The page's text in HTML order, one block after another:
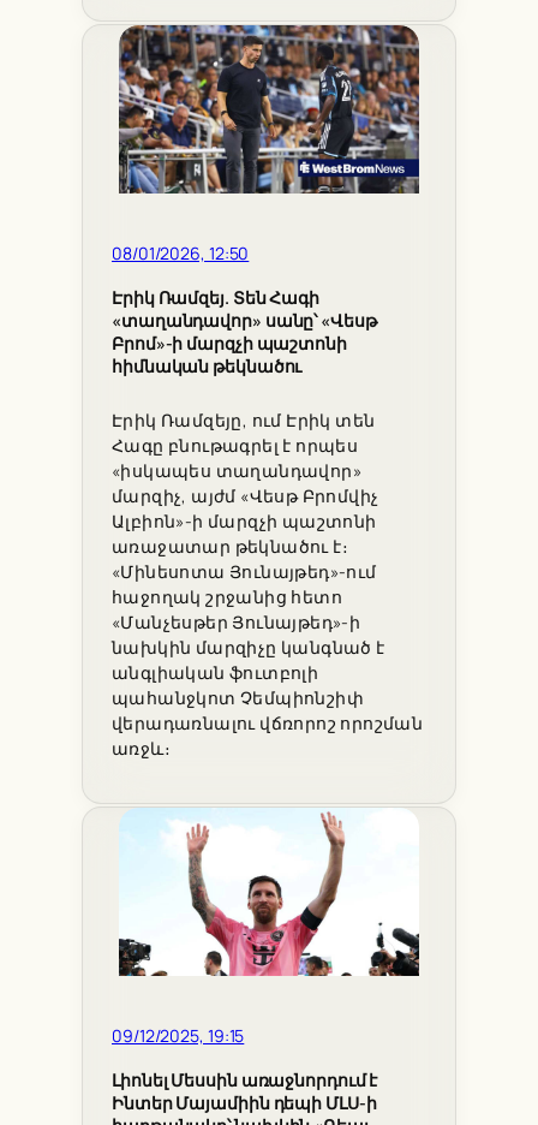
08/01/2026, 12:50
Էրիկ Ռամզեյ. Տեն Հագի
«տաղանդավոր» սանը՝ «Վեսթ
Բրոմ»-ի մարզչի պաշտոնի
հիմնական թեկնածու
Էրիկ Ռամզեյը, ում Էրիկ տեն
Հագը բնութագրել է որպես
«իսկապես տաղանդավոր»
մարզիչ, այժմ «Վեսթ Բրոմվիչ
Ալբիոն»-ի մարզչի պաշտոնի
առաջատար թեկնածու է։
«Մինեսոտա Յունայթեդ»-ում
հաջողակ շրջանից հետո
«Մանչեսթեր Յունայթեդ»-ի
նախկին մարզիչը կանգնած է
անգլիական ֆուտբոլի
պահանջկոտ Չեմպիոնշիփ
վերադառնալու վճռորոշ որոշման
առջև։
09/12/2025, 19:15
Լիոնել Մեսսին առաջնորդում է
Ինտեր Մայամիին դեպի ՄԼՍ-ի